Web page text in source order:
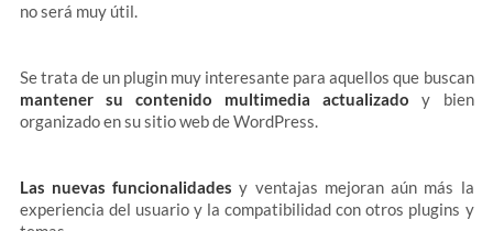
no será muy útil.
Se trata de un plugin muy interesante para aquellos que buscan
mantener su contenido multimedia actualizado y bien
organizado en su sitio web de WordPress.
Las nuevas funcionalidades y ventajas mejoran aún más la
experiencia del usuario y la compatibilidad con otros plugins y